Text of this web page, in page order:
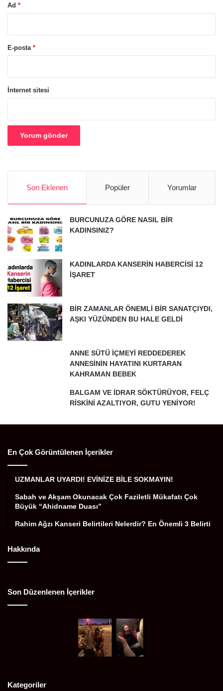
Ad *
E-posta *
İnternet sitesi
Son Eklenen Popüler Yorumlar
BURCUNUZA GÖRE NASIL BİR
KADINSINIZ?
KADINLARDA KANSERİN HABERCİSİ 12
İŞARET
BİR ZAMANLAR ÖNEMLİ BİR SANATÇIYDI,
AŞKI YÜZÜNDEN BU HALE GELDİ
ANNE SÜTÜ İÇMEYİ REDDEDEREK
ANNESİNİN HAYATINI KURTARAN
KAHRAMAN BEBEK
BALGAM VE İDRAR SÖKTÜRÜYOR, FELÇ
RİSKİNİ AZALTIYOR, GUTU YENİYOR!
En Çok Görüntülenen İçerikler
UZMANLAR UYARDI! EVİNİZE BİLE SOKMAYIN!
Sabah ve Akşam Okunacak Çok Faziletli Mükafatı Çok
Büyük “Ahidname Duası”
Rahim Ağzı Kanseri Belirtileri Nelerdir? En Önemli 3 Belirti
Hakkında
Son Düzenlenen İçerikler
Kategoriler